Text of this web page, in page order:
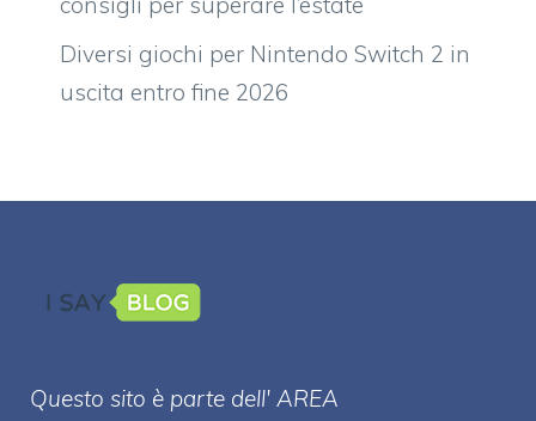
Diversi giochi per Nintendo Switch 2 in
uscita entro fine 2026
Questo sito è parte dell' AREA